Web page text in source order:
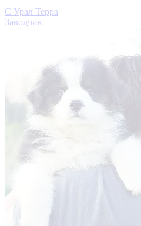
С Урал Терра
Заводчик